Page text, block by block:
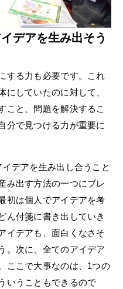
デアを生み出そう
する力も必要です。これ
にしていたのに対して、
こと、問題を解決するこ
分で見つける力が重要に
デアを生み出し合うこと
み出す方法の一つにブレ
初は個人でアイデアを考
ん付箋に書き出していき
イデアも、面白くなさそ
。次に、全てのアイデア
ここで大事なのは、1つの
いうこともできるので